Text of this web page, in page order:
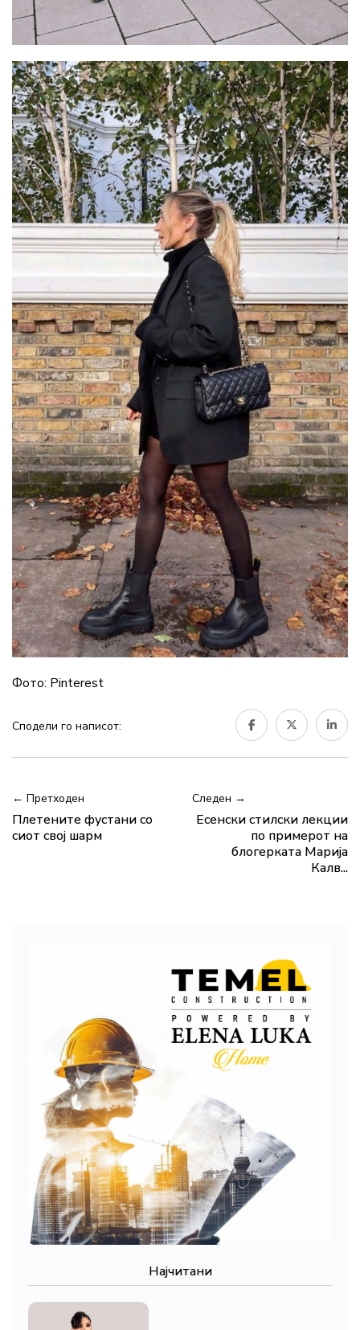
Фото: Pinterest
Сподели го написот:
← Претходен
Плетените фустани со
сиот свој шарм
Следен →
Eсенски стилски лекции
по примерот на
блогерката Марија
Калв...
Најчитани